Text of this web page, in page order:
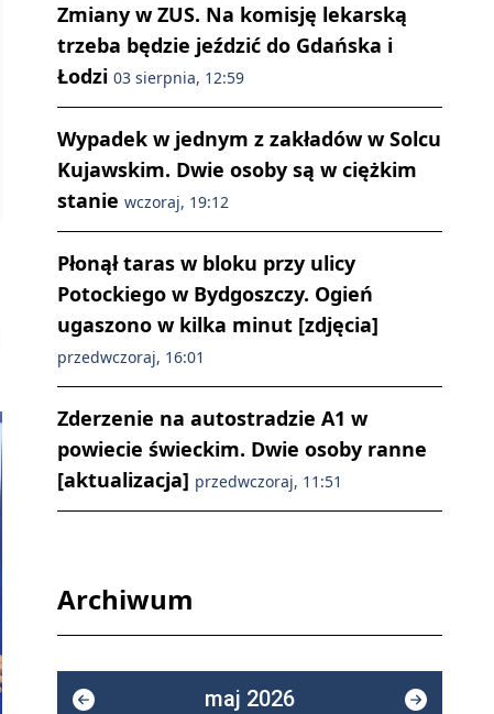
Zmiany w ZUS. Na komisję lekarską
trzeba będzie jeździć do Gdańska i
Łodzi 03 sierpnia, 12:59
Wypadek w jednym z zakładów w Solcu
Kujawskim. Dwie osoby są w ciężkim
stanie wczoraj, 19:12
Płonął taras w bloku przy ulicy
Potockiego w Bydgoszczy. Ogień
ugaszono w kilka minut [zdjęcia]
przedwczoraj, 16:01
Zderzenie na autostradzie A1 w
powiecie świeckim. Dwie osoby ranne
[aktualizacja] przedwczoraj, 11:51
Archiwum
maj 2026